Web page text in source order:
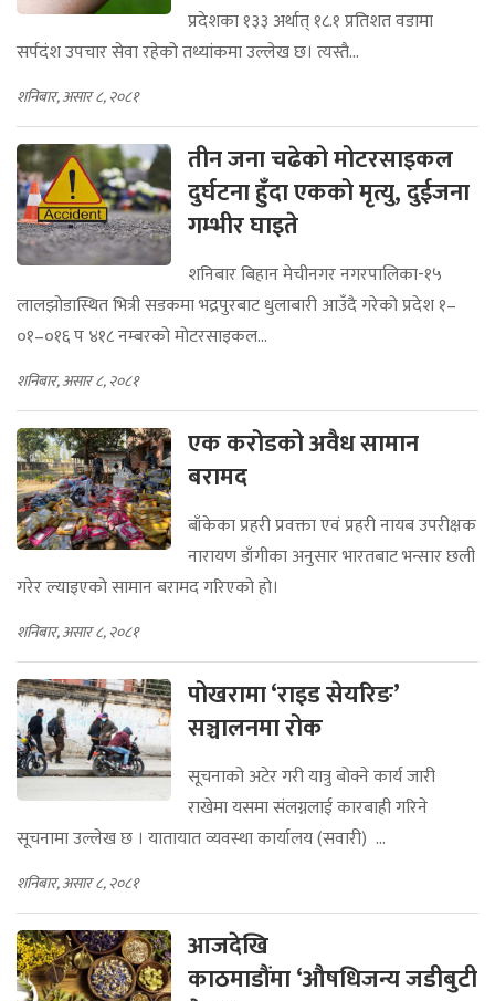
प्रदेशका १३३ अर्थात् १८.१ प्रतिशत वडामा
सर्पदंश उपचार सेवा रहेको तथ्यांकमा उल्लेख छ। त्यस्तै...
शनिबार, असार ८, २०८१
तीन जना चढेको मोटरसाइकल
दुर्घटना हुँदा एकको मृत्यु, दुईजना
गम्भीर घाइते
शनिबार बिहान मेचीनगर नगरपालिका-१५
लालझोडास्थित भित्री सडकमा भद्रपुरबाट धुलाबारी आउँदै गरेको प्रदेश १–
०१–०१६ प ४१८ नम्बरको मोटरसाइकल...
शनिबार, असार ८, २०८१
एक करोडको अवैध सामान
बरामद
बाँकेका प्रहरी प्रवक्ता एवं प्रहरी नायब उपरीक्षक
नारायण डाँगीका अनुसार भारतबाट भन्सार छली
गरेर ल्याइएको सामान बरामद गरिएको हो।
शनिबार, असार ८, २०८१
पोखरामा ‘राइड सेयरिङ’
सञ्चालनमा रोक
सूचनाको अटेर गरी यात्रु बोक्ने कार्य जारी
राखेमा यसमा संलग्नलाई कारबाही गरिने
सूचनामा उल्लेख छ । यातायात व्यवस्था कार्यालय (सवारी) ...
शनिबार, असार ८, २०८१
आजदेखि
काठमाडौंमा ‘औषधिजन्य जडीबुटी